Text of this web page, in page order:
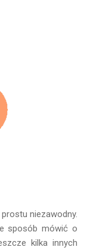
niezawodny.
sposób mówić o
kilka innych